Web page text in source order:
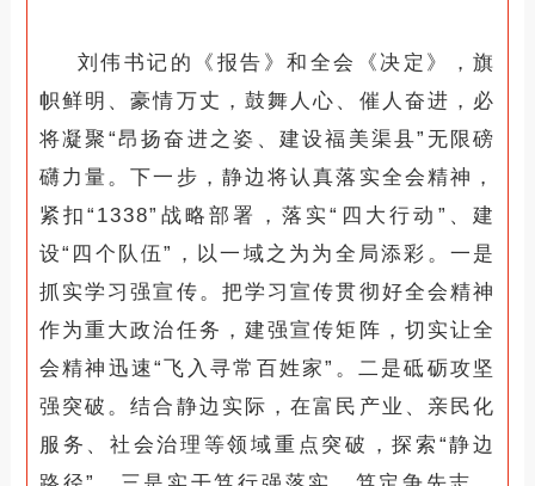
刘伟书记的《报告》和全会《决定》，旗
帜鲜明、豪情万丈，鼓舞人心、催人奋进，必
将凝聚“昂扬奋进之姿、建设福美渠县”无限磅
礴力量。下一步，静边将认真落实全会精神，
紧扣“1338”战略部署，落实“四大行动”、建
设“四个队伍”，以一域之为为全局添彩。一是
抓实学习强宣传。把学习宣传贯彻好全会精神
作为重大政治任务，建强宣传矩阵，切实让全
会精神迅速“飞入寻常百姓家”。二是砥砺攻坚
强突破。结合静边实际，在富民产业、亲民化
服务、社会治理等领域重点突破，探索“静边